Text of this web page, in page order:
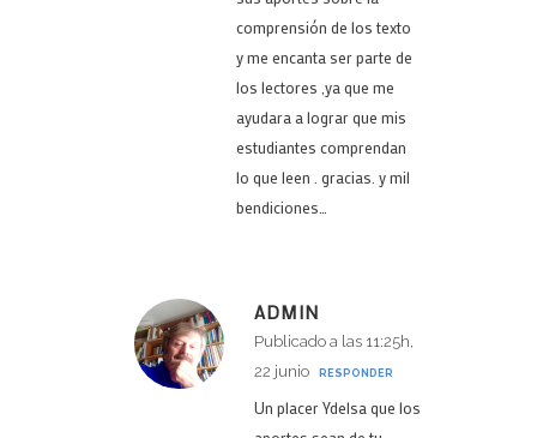
comprensión de los texto
y me encanta ser parte de
los lectores ,ya que me
ayudara a lograr que mis
estudiantes comprendan
lo que leen . gracias. y mil
bendiciones…
ADMIN
Publicado a las 11:25h,
22 junio
RESPONDER
Un placer Ydelsa que los